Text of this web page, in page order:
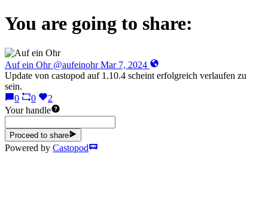
You are going to share:
Auf ein Ohr @aufeinohr Mar 7, 2024
Update von castopod auf 1.10.4 scheint erfolgreich verlaufen zu
sein.
0
0
2
Your handle
Proceed to share
Powered by Castopod